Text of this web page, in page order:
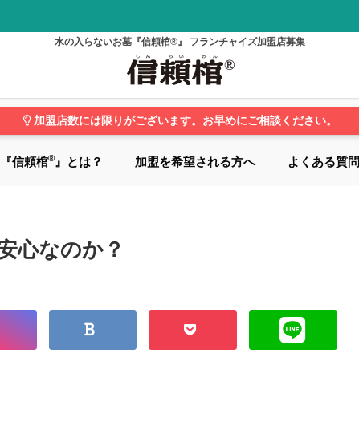
水の入らないお墓『信頼棺®』 フランチャイズ加盟店募集
加盟店数には限りがございます。お早めにご相談ください。
『信頼棺® 』とは？ 加盟を希望される方へ よくある質問
心なのか？